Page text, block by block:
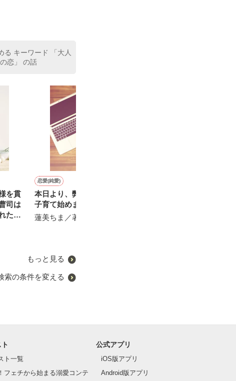
、同居まで提案
る キーワード 「大人
の恋」 の話
を貫
司は
たい
恋愛(純愛)
本日より、弊社社長と疑似
子育て始めます
蓮美ちま／著
もっと見る
索の条件を変える
ト一覧
フェチから始まる溺愛コンテ
公式アプリ
iOS版アプリ
Android版アプリ